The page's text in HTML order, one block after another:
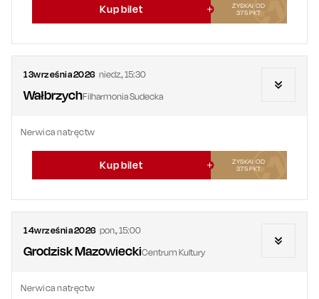
Kup bilet
ZYSKAJ OD
375PKT
13września2026 niedz.,15:30
WałbrzychFilharmonia Sudecka
Nerwica natręctw
Kup bilet
ZYSKAJ OD
375PKT
14września2026 pon.,15:00
Grodzisk MazowieckiCentrum Kultury
Nerwica natręctw